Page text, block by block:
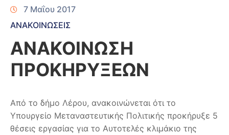
7 Μαΐου 2017
ΑΝΑΚΟΙΝΩΣΕΙΣ
ΑΝΑΚΟΙΝΩΣΗ
ΠΡΟΚΗΡΥΞΕΩΝ
Από το δήμο Λέρου, ανακοινώνεται ότι το
Υπουργείο Μεταναστευτικής Πολιτικής προκήρυξε 5
θέσεις εργασίας για το Αυτοτελές κλιμάκιο της